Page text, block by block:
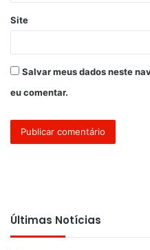
Site
Salvar meus dados neste
eu comentar.
Últimas Notícias